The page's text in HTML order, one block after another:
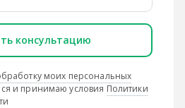
консультацию
моих персональных
и принимаю условия Политики